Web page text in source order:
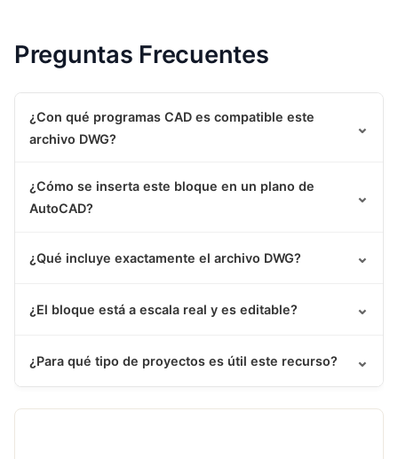
Preguntas Frecuentes
¿Con qué programas CAD es compatible este
archivo DWG?
⌄
¿Cómo se inserta este bloque en un plano de
AutoCAD?
⌄
¿Qué incluye exactamente el archivo DWG? ⌄
¿El bloque está a escala real y es editable? ⌄
¿Para qué tipo de proyectos es útil este recurso? ⌄